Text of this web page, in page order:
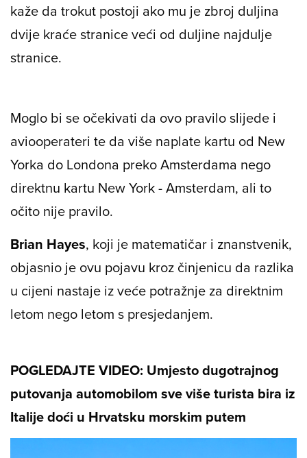
kaže da trokut postoji ako mu je zbroj duljina
dvije kraće stranice veći od duljine najdulje
stranice.
Moglo bi se očekivati da ovo pravilo slijede i
aviooperateri te da više naplate kartu od New
Yorka do Londona preko Amsterdama nego
direktnu kartu New York - Amsterdam, ali to
očito nije pravilo.
Brian Hayes, koji je matematičar i znanstvenik,
objasnio je ovu pojavu kroz činjenicu da razlika
u cijeni nastaje iz veće potražnje za direktnim
letom nego letom s presjedanjem.
POGLEDAJTE VIDEO: Umjesto dugotrajnog
putovanja automobilom sve više turista bira iz
Italije doći u Hrvatsku morskim putem